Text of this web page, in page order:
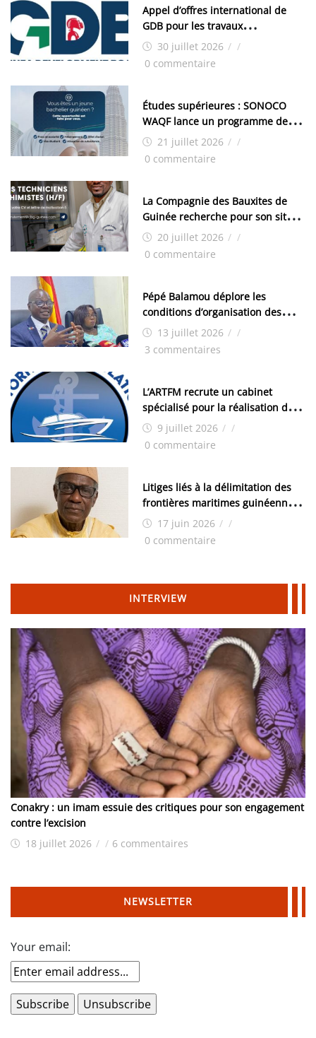
Appel d’offres international de
GDB pour les travaux
d’aménagement de la zone
industrielle de FANDJE (PAZIF)
30 juillet 2026 / /
0 commentaire
Études supérieures : SONOCO
WAQF lance un programme de
bourses pour la Malaisie
21 juillet 2026 / /
0 commentaire
La Compagnie des Bauxites de
Guinée recherche pour son site
de Kamsar des techniciens
chimistes (H/F)
20 juillet 2026 / /
0 commentaire
Pépé Balamou déplore les
conditions d’organisation des
examens nationaux : « Si ce sont
les élections, on trouve tous les
13 juillet 2026 / /
3 commentaires
L’ARTFM recrute un cabinet
spécialisé pour la réalisation des
études techniques
9 juillet 2026 / /
0 commentaire
Litiges liés à la délimitation des
frontières maritimes guinéennes:
Idrissa Chérif écrit au ministre
des Hydrocarbures
17 juin 2026 / /
0 commentaire
INTERVIEW
Conakry : un imam essuie des critiques pour son engagement
contre l’excision
18 juillet 2026 / / 6 commentaires
NEWSLETTER
Your email: